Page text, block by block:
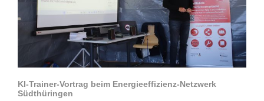
KI-Trainer-Vortrag beim Energieeffizienz-Netzwerk
Südthüringen